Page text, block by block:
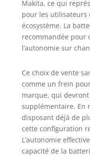
Makita, ce qui
pour les utilisateurs
écosystème. La
recommandée pour
l’autonomie sur
Ce choix de vente
comme un frein
marque, qui
supplémentaire. En
disposant déjà de
cette configuration
L’autonomie
capacité de la